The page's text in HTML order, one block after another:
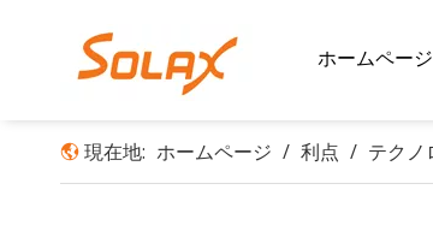
ホームページ
現在地: ホームページ / 利点 / テクノ